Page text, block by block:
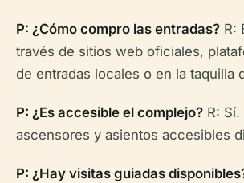
P: ¿Cómo compro las entradas? R:
través de sitios web oficiales,
de entradas locales o en la taquilla
P: ¿Es accesible el complejo? R:
ascensores y asientos accesibles
P: ¿Hay visitas guiadas